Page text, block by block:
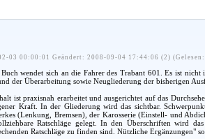
03 00:00:01 Geändert: 2008-09-04 17:44:06 (2)
Buch wendet sich an die Fahrer des Trabant 601. Es ist
der Überarbeitung sowie Neugliederung der bisherigen
ist praxisnah erarbeitet und ausgerichtet auf das
Kraft. In der Gliederung wird das sichtbar.
(Lenkung, Bremsen), der Karosserie (Einstell- und
Ratschläge gelegt. In den Überschriften wird
Ratschläge zu finden sind. Nützliche Ergänzungen"